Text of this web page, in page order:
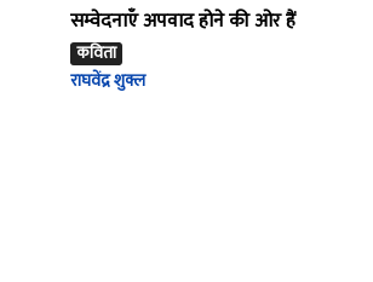
सम्वेदनाएँ अपवाद होने की ओर हैं
कविता
राघवेंद्र शुक्ल